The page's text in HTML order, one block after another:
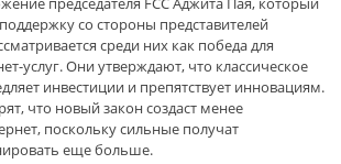
со стороны представителей
среди них как победа для
услуг. Они утверждают, что классическое
инвестиции и препятствует инновациям.
что новый закон создаст менее
поскольку сильные получат
еще больше.